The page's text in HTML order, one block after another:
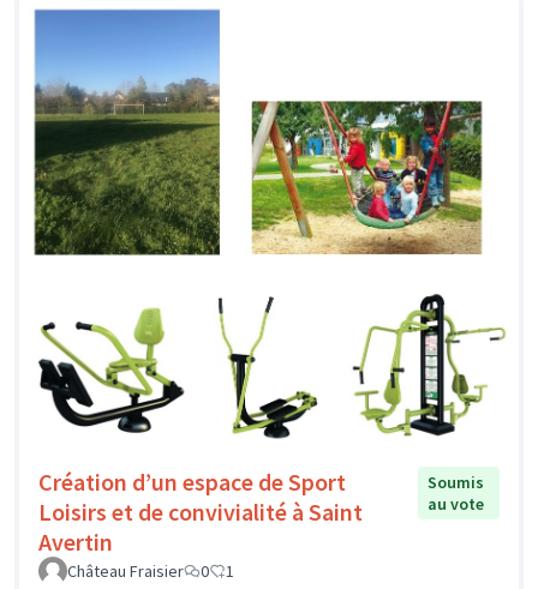
Création d’un espace de Sport
Loisirs et de convivialité à Saint
Avertin
Soumis
au vote
Château Fraisier 0 1